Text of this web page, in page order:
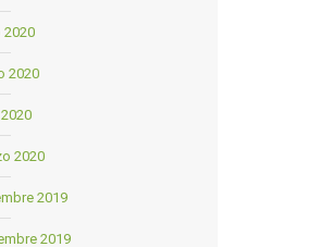
2020
2020
2020
2019
2019